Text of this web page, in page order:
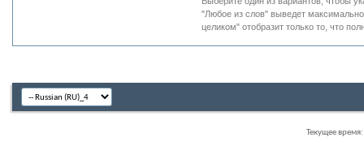
"Любое из слов" выведет максимально
целиком" отобразит только то, что
Текущее время: